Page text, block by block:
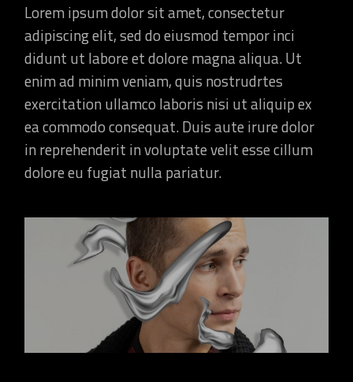
Lorem ipsum dolor sit amet, consectetur
adipiscing elit, sed do eiusmod tempor inci
didunt ut labore et dolore magna aliqua. Ut
enim ad minim veniam, quis nostrudrtes
exercitation ullamco laboris nisi ut aliquip ex
ea commodo consequat. Duis aute irure dolor
in reprehenderit in voluptate velit esse cillum
dolore eu fugiat nulla pariatur.